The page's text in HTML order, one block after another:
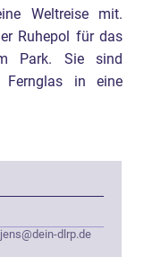
Weltreise mit.
Ruhepol für das
Park. Sie sind
Fernglas in eine
jens@dein-dlrp.de